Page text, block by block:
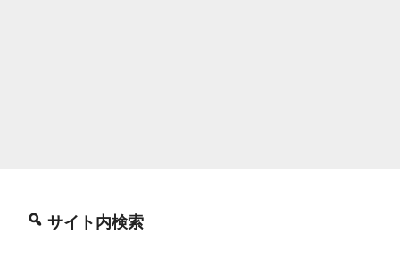
サイト内検索